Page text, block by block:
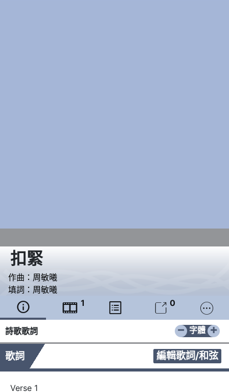
扣緊
作曲： 周敏曦
填詞： 周敏曦
  1   0 
詩歌歌詞 − +
字體
歌詞 編輯歌詞/和弦
Verse 1